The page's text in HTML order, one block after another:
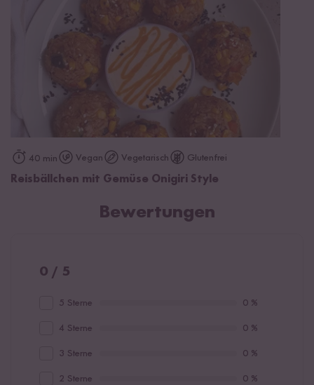
40 min Vegan Vegetarisch Glutenfrei
Reisbällchen mit Gemüse Onigiri Style
Bewertungen
0 / 5
5 Sterne 0 %
4 Sterne 0 %
3 Sterne 0 %
2 Sterne 0 %